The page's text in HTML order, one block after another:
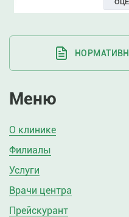
Меню
О клинике
Филиалы
Услуги
Врачи центра
Прейскурант